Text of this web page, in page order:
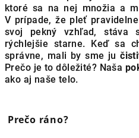
ktoré sa na nej množia a
V prípade, že pleť
svoj pekný vzhľad, stáva
rýchlejšie starne. Keď sa
správne, mali by sme ju
Prečo je to dôležité? Naša
ako aj naše telo.
Prečo ráno?